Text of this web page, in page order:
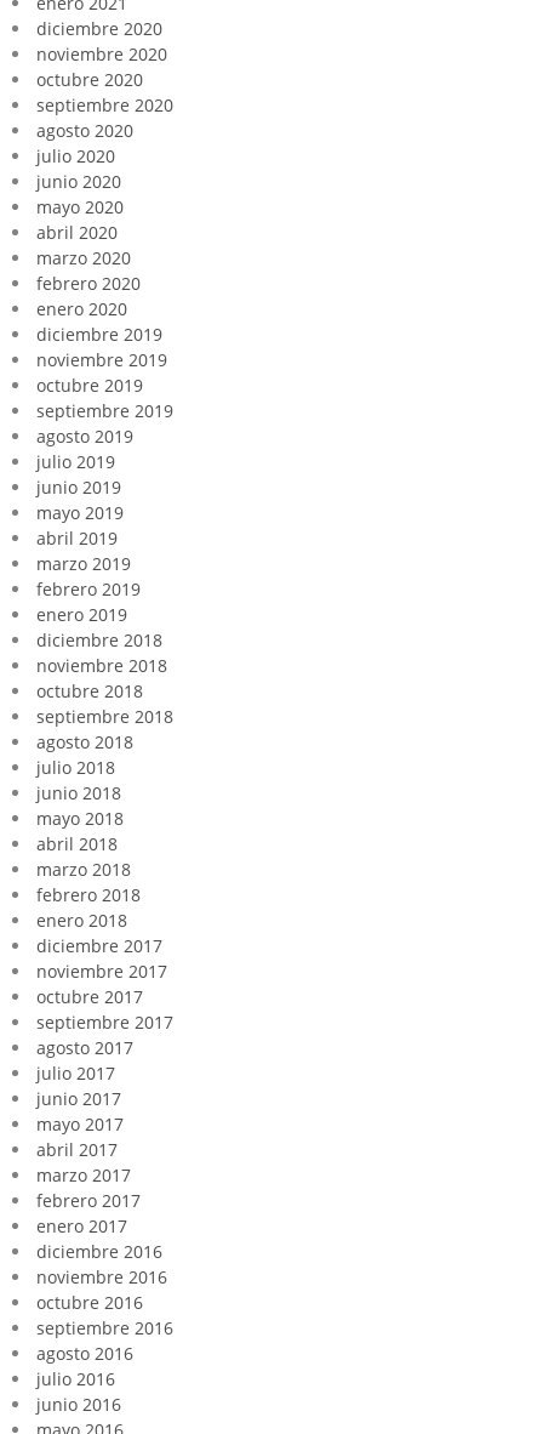
diciembre 2020
noviembre 2020
octubre 2020
septiembre 2020
agosto 2020
julio 2020
junio 2020
mayo 2020
abril 2020
marzo 2020
febrero 2020
enero 2020
diciembre 2019
noviembre 2019
octubre 2019
septiembre 2019
agosto 2019
julio 2019
junio 2019
mayo 2019
abril 2019
marzo 2019
febrero 2019
enero 2019
diciembre 2018
noviembre 2018
octubre 2018
septiembre 2018
agosto 2018
julio 2018
junio 2018
mayo 2018
abril 2018
marzo 2018
febrero 2018
enero 2018
diciembre 2017
noviembre 2017
octubre 2017
septiembre 2017
agosto 2017
julio 2017
junio 2017
mayo 2017
abril 2017
marzo 2017
febrero 2017
enero 2017
diciembre 2016
noviembre 2016
octubre 2016
septiembre 2016
agosto 2016
julio 2016
junio 2016